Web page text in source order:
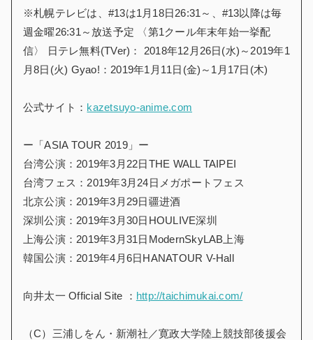
※札幌テレビは、#13は1月18日26:31～、#13以降は毎
週金曜26:31～放送予定 〈第1クール年末年始一挙配
信〉 日テレ無料(TVer)： 2018年12月26日(水)～2019年1
月8日(火) Gyao!：2019年1月11日(金)～1月17日(木)
公式サイト： kazetsuyo-anime.com
ー「ASIA TOUR 2019」ー
台湾公演：2019年3月22日THE WALL TAIPEI
台湾フェス：2019年3月24日メガポートフェス
北京公演：2019年3月29日疆进酒
深圳公演：2019年3月30日HOULIVE深圳
上海公演：2019年3月31日ModernSkyLAB上海
韓国公演：2019年4月6日HANATOUR V-Hall
向井太一 Official Site ： http://taichimukai.com/
（C）三浦しをん・新潮社／寛政大学陸上競技部後援会